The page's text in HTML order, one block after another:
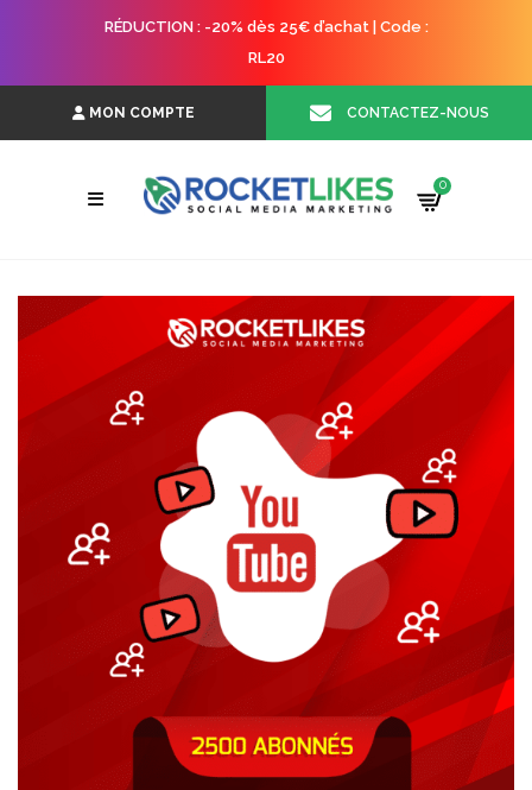
RÉDUCTION : -20% dès 25€ d’achat | Code :
RL20
MON COMPTE CONTACTEZ-NOUS
0